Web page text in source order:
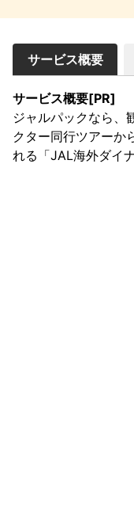
サービス概要
サービス概要[PR]
ジャルパックなら、
クター同行ツアーか
れる「JAL海外ダイ